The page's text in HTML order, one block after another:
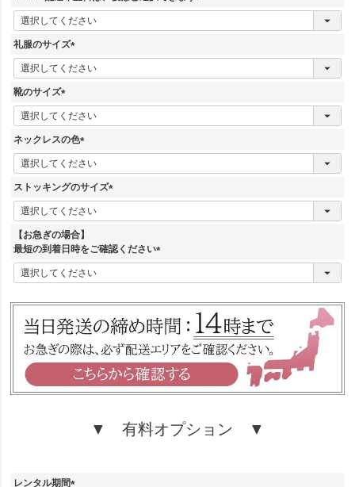
)
(
必
)
礼服のサイズ
(
必
)
靴のサイズ
(
必
須
)
ネックレスの色
(
必
須
)
ストッキングのサイズ
(
必
)
【お急ぎの場合】
最短の到着日時をご確認ください
(
必
▼ 有料オプション ▼
レンタル期間